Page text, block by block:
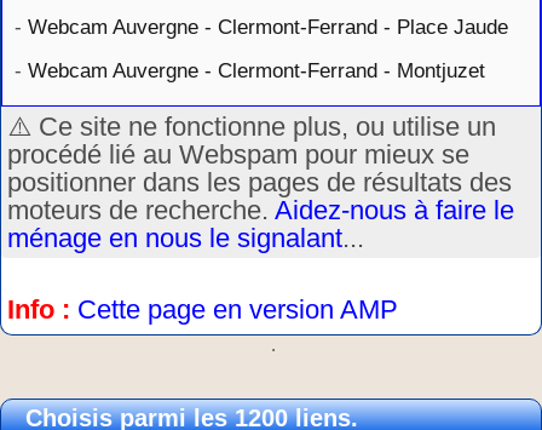
- Webcam Auvergne - Clermont-Ferrand - Place Jaude
- Webcam Auvergne - Clermont-Ferrand - Montjuzet
⚠️ Ce site ne fonctionne plus, ou utilise un
procédé lié au Webspam pour mieux se
positionner dans les pages de résultats des
moteurs de recherche. Aidez-nous à faire le
ménage en nous le signalant...
Info : Cette page en version AMP
.
Choisis parmi les 1200 liens.